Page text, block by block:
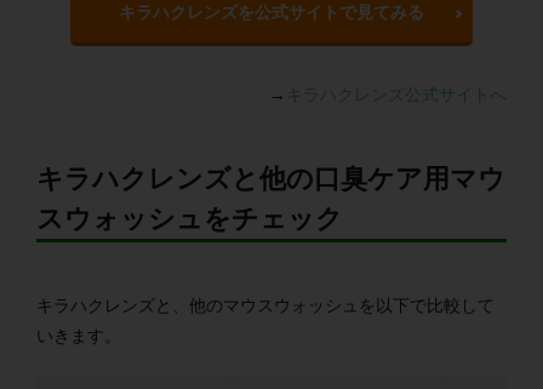
キラハクレンズを公式サイトで見てみる
→ キラハクレンズ公式サイトへ
キラハクレンズと他の口臭ケア用マウ
スウォッシュをチェック
キラハクレンズと、他のマウスウォッシュを以下で比較して
いきます。